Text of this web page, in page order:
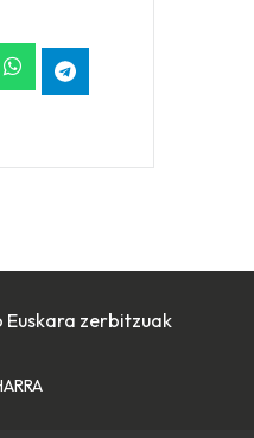
zerbitzuak